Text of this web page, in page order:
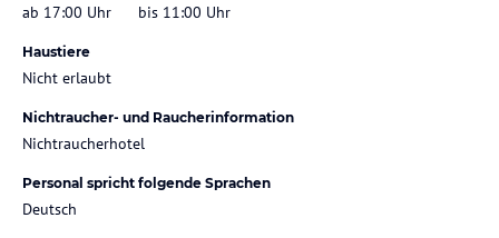
ab 17:00 Uhr bis 11:00 Uhr
Haustiere
Nicht erlaubt
Nichtraucher- und Raucherinformation
Nichtraucherhotel
Personal spricht folgende Sprachen
Deutsch